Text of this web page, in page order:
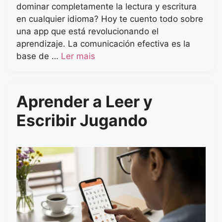
dominar completamente la lectura y escritura
en cualquier idioma? Hoy te cuento todo sobre
una app que está revolucionando el
aprendizaje. La comunicación efectiva es la
base de … Ler mais
Aprender a Leer y
Escribir Jugando